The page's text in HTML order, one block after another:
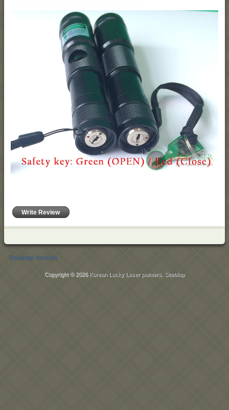
Write Review
Desktop Version
Copyright © 2026 Korean Lucky Laser pointers SiteMap